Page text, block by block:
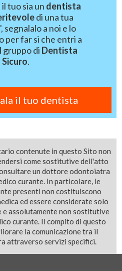
tuo sia un dentista
di una tua
segnalalo a noi e lo
per far si che entri a
gruppo di Dentista
Sicuro.
il tuo dentista
contenute in questo Sito non
come sostitutive dell'atto
un dottore odontoiatra
curante. In particolare, le
presenti non costituiscono
ed essere considerate solo
e assolutamente non sostitutive
curante. Il compito di questo
la comunicazione tra il
attraverso servizi specifici.